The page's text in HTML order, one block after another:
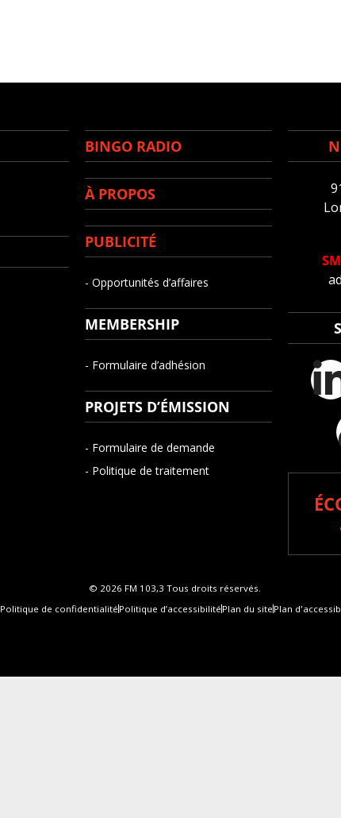
BINGO RADIO
À PROPOS
PUBLICITÉ
- Opportunités d’affaires
MEMBERSHIP
- Formulaire d’adhésion
PROJETS D’ÉMISSION
- Formulaire de demande
- Politique de traitement
© 2026 FM 103,3 Tous droits réservés.
Politique de confidentialité Politique d’accessibilité Plan du site Plan